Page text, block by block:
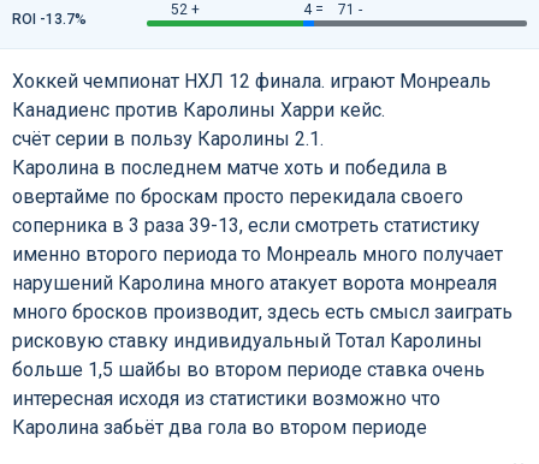
52 + 4 = 71 -
ROI -13.7%
Хоккей чемпионат НХЛ 12 финала. играют Монреаль
Канадиенс против Каролины Харри кейс.
счёт серии в пользу Каролины 2.1.
Каролина в последнем матче хоть и победила в
овертайме по броскам просто перекидала своего
соперника в 3 раза 39-13, если смотреть статистику
именно второго периода то Монреаль много получает
нарушений Каролина много атакует ворота монреаля
много бросков производит, здесь есть смысл заиграть
рисковую ставку индивидуальный Тотал Каролины
больше 1,5 шайбы во втором периоде ставка очень
интересная исходя из статистики возможно что
Каролина забьёт два гола во втором периоде